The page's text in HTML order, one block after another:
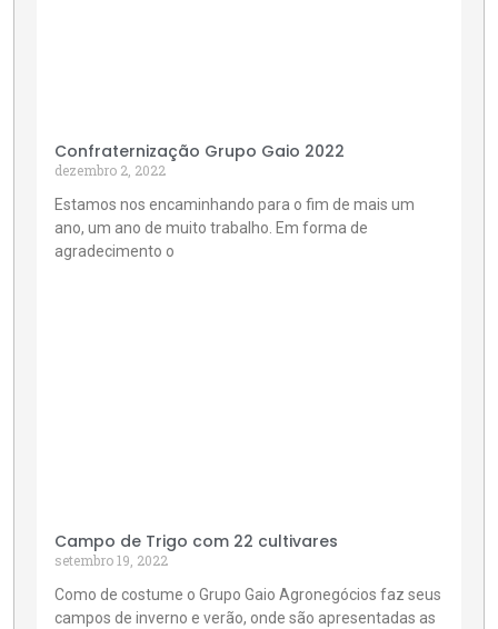
Confraternização Grupo Gaio 2022
dezembro 2, 2022
Estamos nos encaminhando para o fim de mais um
ano, um ano de muito trabalho. Em forma de
agradecimento o
Campo de Trigo com 22 cultivares
setembro 19, 2022
Como de costume o Grupo Gaio Agronegócios faz seus
campos de inverno e verão, onde são apresentadas as